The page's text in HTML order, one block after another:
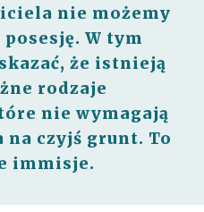
nie możemy
posesję. W tym
że istnieją
rodzaje
nie wymagają
na czyjś grunt. To
immisje.